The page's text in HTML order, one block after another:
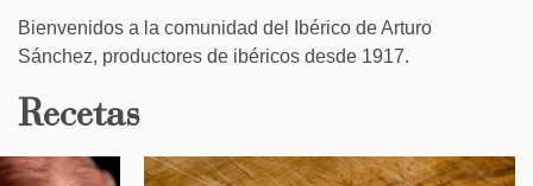
Bienvenidos a la comunidad del Ibérico de Arturo
Sánchez, productores de ibéricos desde 1917.
Recetas